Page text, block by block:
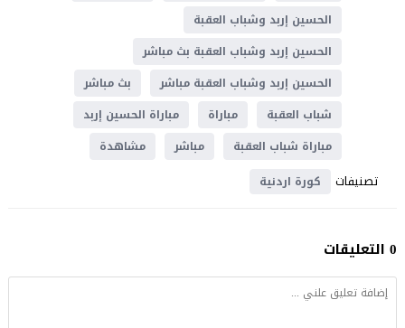
الحسين إربد وشباب العقبة
الحسين إربد وشباب العقبة بث مباشر
الحسين إربد وشباب العقبة مباشر
بث مباشر
شباب العقبة
مباراة
مباراة الحسين إربد
مباراة شباب العقبة
مباشر مشاهدة
تصنيفات كورة اردنية
0 التعليقات